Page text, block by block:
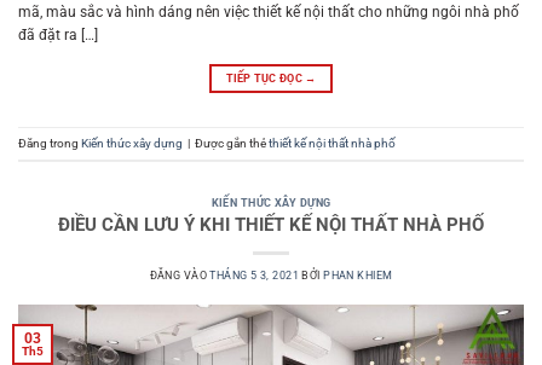
mã, màu sắc và hình dáng nên việc thiết kế nội thất cho những ngôi nhà phố
đã đặt ra […]
TIẾP TỤC ĐỌC →
Đăng trong Kiến thức xây dựng | Được gắn thẻthiết kế nội thất nhà phố
KIẾN THỨC XÂY DỰNG
ĐIỀU CẦN LƯU Ý KHI THIẾT KẾ NỘI THẤT NHÀ PHỐ
ĐĂNG VÀOTHÁNG 5 3, 2021 BỞI PHAN KHIEM
03
Th5